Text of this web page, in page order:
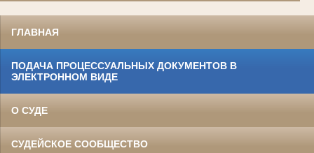
ГЛАВНАЯ
ПОДАЧА ПРОЦЕССУАЛЬНЫХ ДОКУМЕНТОВ В
ЭЛЕКТРОННОМ ВИДЕ
О СУДЕ
СУДЕЙСКОЕ СООБЩЕСТВО